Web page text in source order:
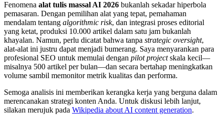
Fenomena alat tulis massal AI 2026 bukanlah sekadar hiperbola
pemasaran. Dengan pemilihan alat yang tepat, pemahaman
mendalam tentang algorithmic risk, dan integrasi proses editorial
yang ketat, produksi 10.000 artikel dalam satu jam bukanlah
khayalan. Namun, perlu dicatat bahwa tanpa strategic oversight,
alat-alat ini justru dapat menjadi bumerang. Saya menyarankan para
profesional SEO untuk memulai dengan pilot projectskala kecil—
misalnya 500 artikel per bulan—dan secara bertahap meningkatkan
volume sambil memonitor metrik kualitas dan performa.
Semoga analisis ini memberikan kerangka kerja yang berguna dalam
merencanakan strategi konten Anda. Untuk diskusi lebih lanjut,
silakan merujuk pada Wikipedia about AI content generation.